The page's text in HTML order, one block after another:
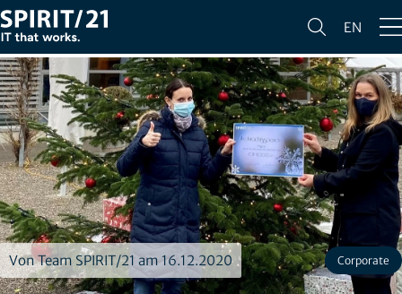
EN
Von Team SPIRIT/21 am 16.12.2020 Corporate